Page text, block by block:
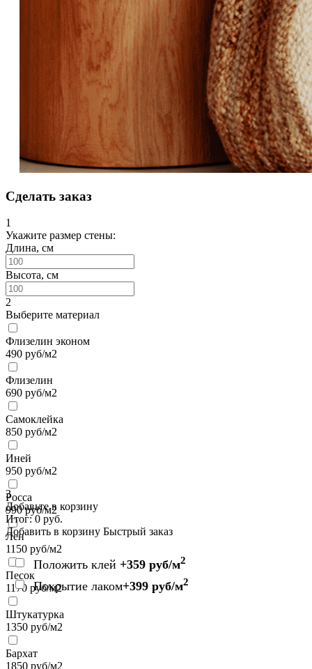
Сделать заказ
1
Укажите размер стены:
Длина, см
Высота, см
2
Выберите материал
Флизелин эконом
490 руб/м2
Флизелин
690 руб/м2
Самоклейка
850 руб/м2
Иней
950 руб/м2
Росса
990руб/м2
Лен
1150 руб/м2
Песок
1170 руб/м2
Штукатурка
1350 руб/м2
Бархат
1850 руб/м2
3
Добавьте в корзину
Итог:0 руб.
Добавить в корзину Быстрый заказ
Положить клей +359 руб/м2
Покрытие лаком+399 руб/м2